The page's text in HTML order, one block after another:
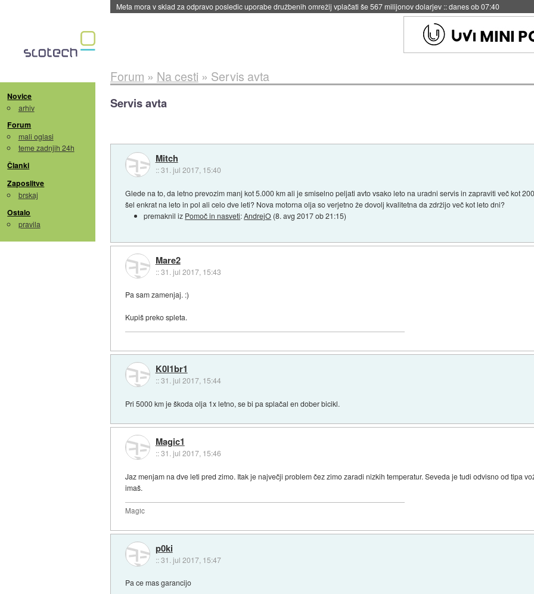
ByteDance trenira največji model umetne inteligence doslej::včeraj ob 21:37
Novice
arhiv
Forum
mali oglasi
teme zadnjih 24h
Članki
Zaposlitve
brskaj
Ostalo
pravila
Forum » Na cesti » Servis avta
Servis avta
Mitch
::31. jul 2017, 15:40
Glede na to, da letno prevozim manj kot 5.000 km ali je smiselno peljati avto vsako leto na uradni servis in zapraviti več kot
šel enkrat na leto in pol ali celo dve leti? Nova motorna olja so verjetno že dovolj kvalitetna da zdržijo več kot leto dni?
premaknil iz Pomoč in nasveti:AndrejO (8. avg 2017 ob 21:15)
Mare2
::31. jul 2017, 15:43
Pa sam zamenjaj. :)
Kupiš preko spleta.
K0l1br1
::31. jul 2017, 15:44
Pri 5000 km je škoda olja 1x letno, se bi pa splačal en dober bicikl.
Magic1
::31. jul 2017, 15:46
Jaz menjam na dve leti pred zimo. Itak je največji problem čez zimo zaradi nizkih temperatur. Seveda je tudi odvisno od tipa
imaš.
Magic
p0ki
::31. jul 2017, 15:47
Pa ce mas garancijo